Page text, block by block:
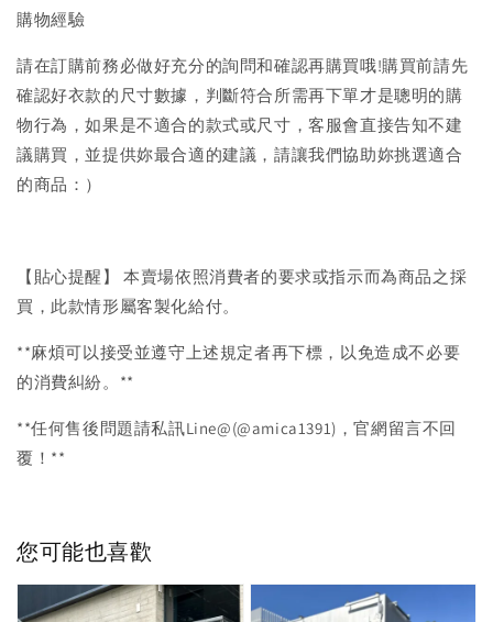
購物經驗
請在訂購前務必做好充分的詢問和確認再購買哦!購買前請先
確認好衣款的尺寸數據，判斷符合所需再下單才是聰明的購
物行為，如果是不適合的款式或尺寸，客服會直接告知不建
議購買，並提供妳最合適的建議，請讓我們協助妳挑選適合
的商品：）
【貼心提醒】 本賣場依照消費者的要求或指示而為商品之採
買，此款情形屬客製化給付。
**麻煩可以接受並遵守上述規定者再下標，以免造成不必要
的消費糾紛。**
**任何售後問題請私訊Line@(@amica1391)，官網留言不回
覆！**
您可能也喜歡